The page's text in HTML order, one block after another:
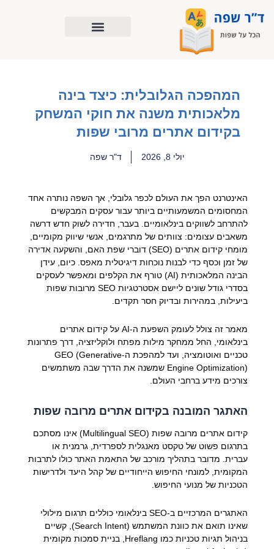
לתוכן
המהפכה הגלובלית: כיצד בינה
מלאכותית משנה את חוקי המשחק
בקידום אתרים מרובי שפות
יולי 8, 2026 ד"ר שפה
האינטרנט הפך את העולם לכפר גלובלי, אך השפה נותרה אחד
המחסומים המשמעותיים ביותר עבור עסקים המבקשים
להתרחב לשווקים בינלאומיים. בעבר, חדירה לשוק חדש דרשה
משאבים עצומים: צוותים של מתרגמים, אנשי שיווק מקומיים,
מומחי קידום אתרים (SEO) דוברי שפת האם, והשקעה אדירה
של זמן וכסף כדי לבנות נוכחות דיגיטלית מאפס. כיום, עידן
הבינה המלאכותית (AI) טורף את הקלפים ומאפשר לעסקים
בסדרי גודל שונים ליישם אסטרטגיות SEO מרובות שפות
ביעילות, במהירות ובדיוק חסר תקדים.
מאמר זה צולל לעומק השפעת ה-AI על קידום אתרים
בינלאומי, החל ממחקר מילות מפתח ולוקליזציה, דרך פתרונות
טכניים ואוטומציה, ועד למהפכת ה-GEO (Generative
Engine Optimization) שמשנה את הדרך שבה משתמשים
צורכים מידע ברחבי העולם.
האתגר המובנה בקידום אתרים מרובה שפות
קידום אתרים מרובה שפות (Multilingual SEO) אינו מסתכם
בתרגום פשוט של טקסט מאנגלית לספרדית, גרמנית או
עברית. מדובר בתהליך מורכב של התאמת האתר כולו לתרבות
המקומית, למונחי החיפוש הייחודיים של קהל היעד ולדרישות
הטכניות של מנועי החיפוש.
האתגרים המרכזיים ב-SEO בינלאומי כוללים תרגום מילולי
שאינו תואם את כוונת המשתמש (Search Intent), קשיים
בניהול תגיות טכניות כמו Hreflang, בניית סמכות מקומית